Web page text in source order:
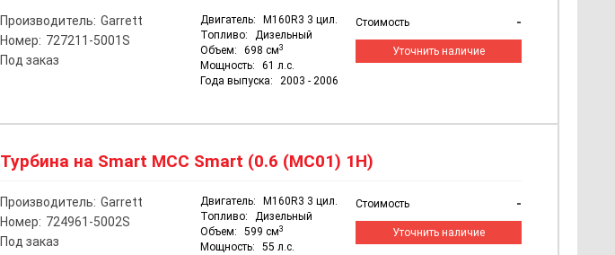
Производитель: Garrett
Номер: 727211-5001S
Под заказ
Двигатель:
M160R3 3 цил.
Топливо:
Дизельный
Объем:
698 см3
Мощность:
61 л.с.
Года выпуска:
2003 - 2006
Стоимость -
Уточнить наличие
Турбина на Smart MCC Smart (0.6 (MC01) 1H)
Производитель: Garrett
Номер: 724961-5002S
Под заказ
Двигатель:
M160R3 3 цил.
Топливо:
Дизельный
Объем:
599 см3
Мощность:
55 л.с.
Стоимость -
Уточнить наличие